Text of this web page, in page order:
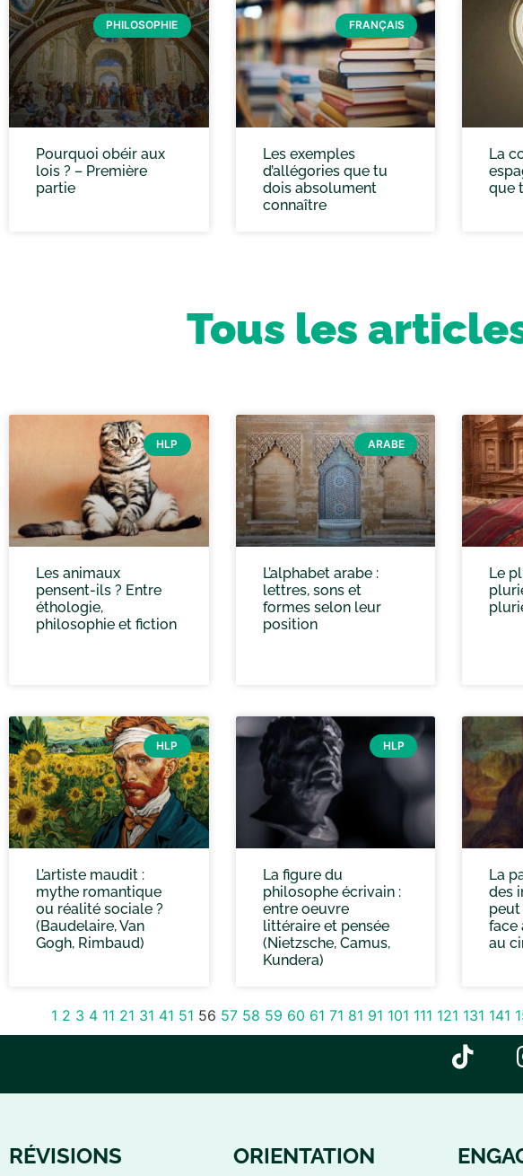
PHILOSOPHIE
Pourquoi obéir aux
lois ? – Première
partie
FRANÇAIS
Les exemples
d’allégories que tu
dois absolument
connaître
La
que
Tous les
HLP
Les animaux
pensent-ils ? Entre
éthologie,
philosophie et fiction
ARABE
L’alphabet arabe :
lettres, sons et
formes selon leur
position
Le
HLP
L’artiste maudit :
mythe romantique
ou réalité sociale ?
(Baudelaire, Van
Gogh, Rimbaud)
HLP
La figure du
philosophe écrivain :
entre oeuvre
littéraire et pensée
(Nietzsche, Camus,
Kundera)
La
des
face
au
1 2 3 4 11 21 31 41 51 56 57 58 59 60 61 71 81 91 101 111 121 131 141
RÉVISIONS ORIENTATION